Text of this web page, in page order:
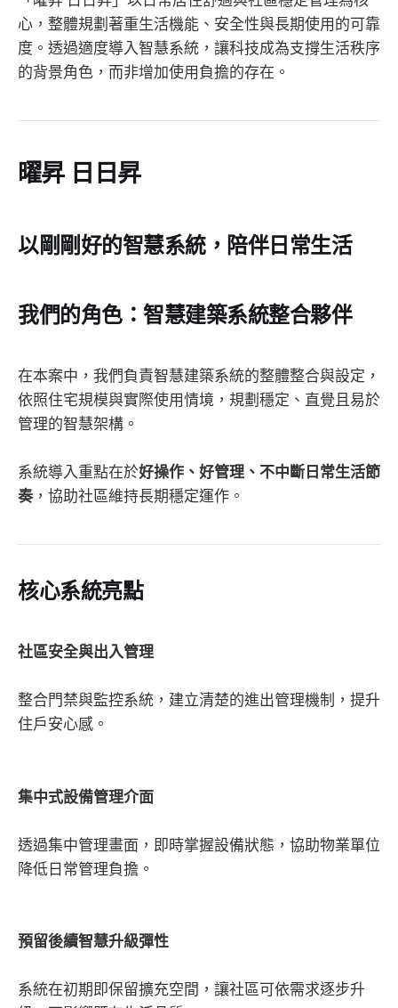
心，整體規劃著重生活機能、安全性與長期使用的可靠
度。透過適度導入智慧系統，讓科技成為支撐生活秩序
的背景角色，而非增加使用負擔的存在。
曜昇 日日昇
以剛剛好的智慧系統，陪伴日常生活
我們的角色：智慧建築系統整合夥伴
在本案中，我們負責智慧建築系統的整體整合與設定，
依照住宅規模與實際使用情境，規劃穩定、直覺且易於
管理的智慧架構。
系統導入重點在於好操作、好管理、不中斷日常生活節
奏，協助社區維持長期穩定運作。
核心系統亮點
社區安全與出入管理
整合門禁與監控系統，建立清楚的進出管理機制，提升
住戶安心感。
集中式設備管理介面
透過集中管理畫面，即時掌握設備狀態，協助物業單位
降低日常管理負擔。
預留後續智慧升級彈性
系統在初期即保留擴充空間，讓社區可依需求逐步升